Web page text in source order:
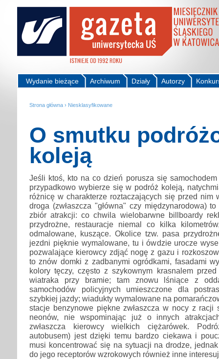
Autorzy
Działy
Archiwum
Wydanie bieżące
Strona główna › Niesklasyfikowane
O smutku
koleją
Jeśli ktoś, kto na co dzień porusza się
przypadkowo wybierze się w podróż koleją,
różnicę w charakterze roztaczających się przed nim
droga (zwłaszcza "główna" czy międzynarodowa)
zbiór atrakcji: co chwila wielobarwne billboardy
przydrożne, restauracje niemal co kilka
odmalowane, kuszące. Okolice tzw. pasa
jezdni pięknie wymalowane, tu i ówdzie urocze
pozwalające kierowcy zdjąć nogę z gazu i
to znów domki z zadbanymi ogródkami, fasadami
kolory tęczy, często z szykownym krasnalem
wiatraka przy bramie; tam znowu lśniące z
samochodów policyjnych umieszczone dla
szybkiej jazdy; wiadukty wymalowane na
stacje benzynowe piękne zwłaszcza w nocy z racji
neonów, nie wspominając już o innych
zwłaszcza kierowcy wielkich ciężarówek.
autobusem) jest dzięki temu bardzo ciekawa i
musi koncentrować się na sytuacji na drodze,
do jego receptorów wzrokowych również inne